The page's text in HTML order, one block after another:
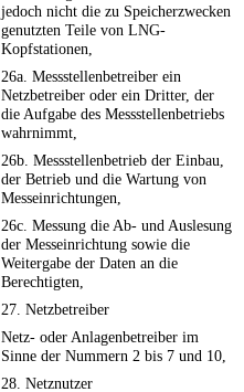
jedoch nicht die zu Speicherzwecken
genutzten Teile von LNG-
Kopfstationen,
26a. Messstellenbetreiber ein
Netzbetreiber oder ein Dritter, der
die Aufgabe des Messstellenbetriebs
wahrnimmt,
26b. Messstellenbetrieb der Einbau,
der Betrieb und die Wartung von
Messeinrichtungen,
26c. Messung die Ab- und Auslesung
der Messeinrichtung sowie die
Weitergabe der Daten an die
Berechtigten,
27. Netzbetreiber
Netz- oder Anlagenbetreiber im
Sinne der Nummern 2 bis 7 und 10,
28. Netznutzer